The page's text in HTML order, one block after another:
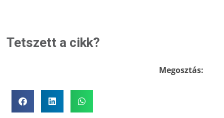
Tetszett a cikk?
Megosztás: